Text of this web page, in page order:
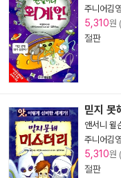
주니어김
5,310원
절판
믿지 못
앤서니 윌
주니어김
5,310원
절판